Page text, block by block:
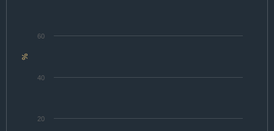
%
20
40
60